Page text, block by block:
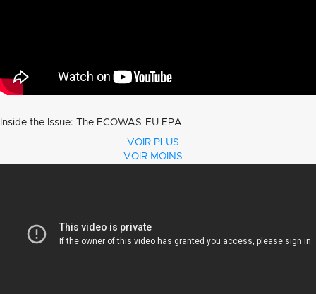
Inside the Issue: The ECOWAS-EU EPA
VOIR PLUS
VOIR MOINS